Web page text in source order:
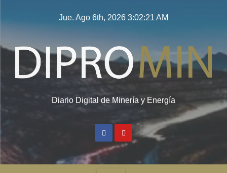
Jue. Ago 6th, 2026 3:02:22 AM
Diario Digital de Minería y Energía